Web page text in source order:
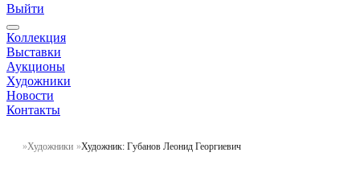
Выйти
Коллекция
Выставки
Аукционы
Художники
Новости
Контакты
Художники Художник: Губанов Леонид Георгиевич